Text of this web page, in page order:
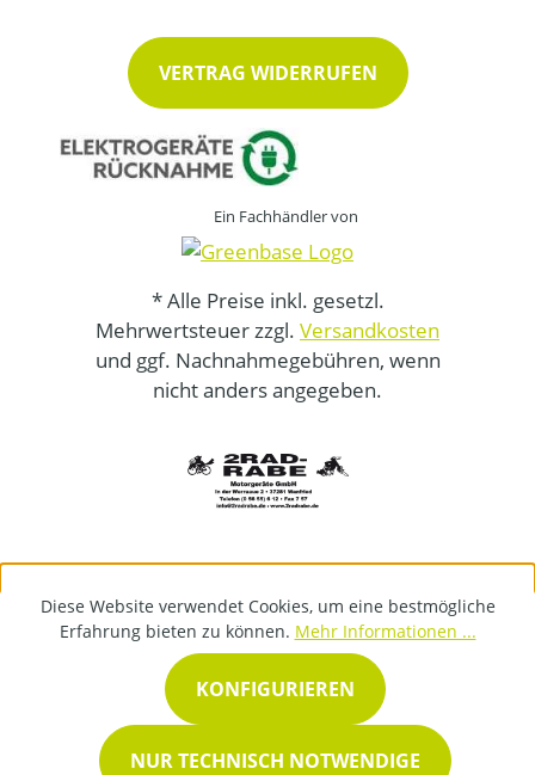
VERTRAG WIDERRUFEN
Ein Fachhändler von
* Alle Preise inkl. gesetzl.
Mehrwertsteuer zzgl. Versandkosten
und ggf. Nachnahmegebühren, wenn
nicht anders angegeben.
Diese Website verwendet Cookies, um eine bestmögliche
Erfahrung bieten zu können. Mehr Informationen ...
NUR TECHNISCH NOTWENDIGE
KONFIGURIEREN